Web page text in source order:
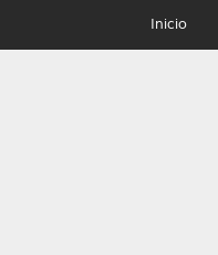
Inicio